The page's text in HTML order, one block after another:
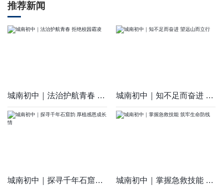
推荐新闻
城南初中｜法治护航青春 拒绝校园霸凌 城南初中｜知不足而奋进 望远山而立行
城南初中｜探寻千年石窟韵 厚植感恩成长情 城南初中｜掌握急救技能 筑牢生命防线